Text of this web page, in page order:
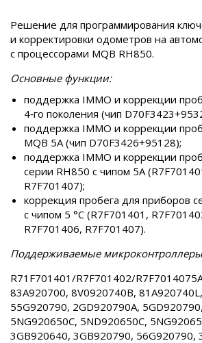
Решение для программирования
и корректировки одометров на
с процессорами MQB RH850.
Основные функции:
поддержка IMMO и коррекции
4‑го поколения (чип
поддержка IMMO и коррекции
MQB 5A (чип D70F3426+95128);
поддержка IMMO и коррекции
серии RH850 с чипом 5A
R7F701407);
коррекция пробега для приборов
с чипом 5 °C (R7F701401,
R7F701406, R7F701407).
Поддерживаемые
R71F701401/R7F701402/
83A920700, 8V0920740B,
55G920790, 2GD920790A,
5NG920650C, 5ND920650C,
3GB920640, 3GB920790, 56G920790,